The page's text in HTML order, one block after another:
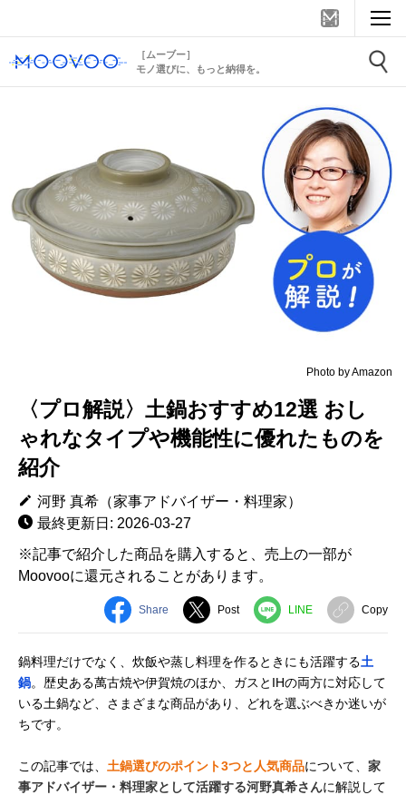
［ムーブー］
モノ選びに、もっと納得を。
Photo by Amazon
〈プロ解説〉土鍋おすすめ12選 おし
ゃれなタイプや機能性に優れたものを
紹介
河野 真希（家事アドバイザー・料理家）
最終更新日: 2026-03-27
※記事で紹介した商品を購入すると、売上の一部が
Moovooに還元されることがあります。
Share Post LINE Copy
鍋料理だけでなく、炊飯や蒸し料理を作るときにも活躍する土
鍋。歴史ある萬古焼や伊賀焼のほか、ガスとIHの両方に対応して
いる土鍋など、さまざまな商品があり、どれを選ぶべきか迷いが
ちです。
この記事では、 土鍋選びのポイント3つと人気商品について、 家
事アドバイザー・料理家として活躍する河野真希さんに解説して